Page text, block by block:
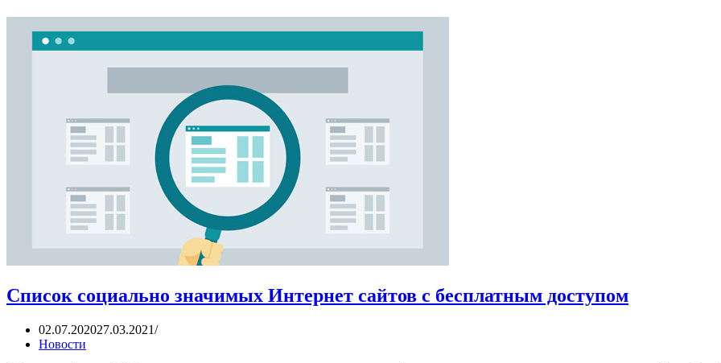
Список социально значимых Интернет сайтов с бесплатным доступом
02.07.202027.03.2021
Новости